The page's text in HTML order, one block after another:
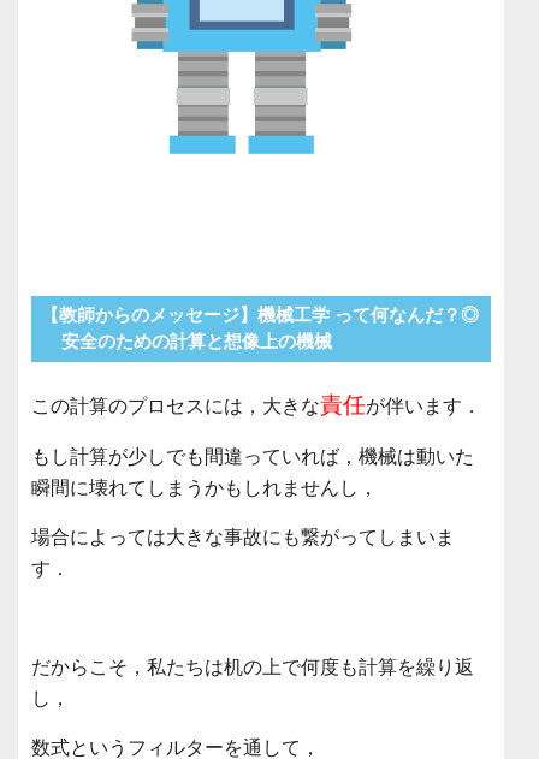
【教師からのメッセージ】機械工学 って何なんだ？◎
安全のための計算と想像上の機械
この計算のプロセスには，大きな責任が伴います．
もし計算が少しでも間違っていれば，機械は動いた
瞬間に壊れてしまうかもしれませんし，
場合によっては大きな事故にも繋がってしまいま
す．
だからこそ，私たちは机の上で何度も計算を繰り返
し，
数式というフィルターを通して，